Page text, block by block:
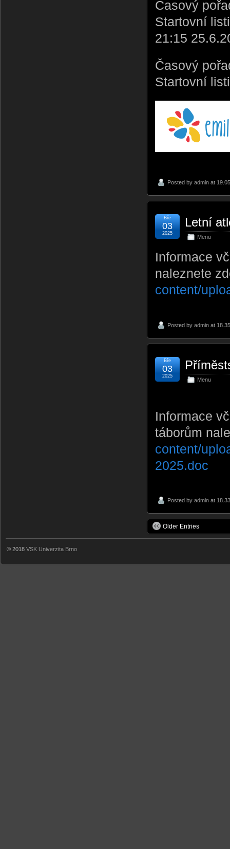
Časový
Startovní
21:15
Časový
Startovní
Posted by admin at 19.05
Letní
Menu
Bře
03
2025
Informace
naleznete
content/
Posted by admin at 18.35
Menu
Bře
03
2025
Informace
táborům
content/
2025.doc
Posted by admin at 18.33
Older Entries
© 2018 VSK Univerzita Brno